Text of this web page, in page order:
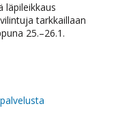
läpileikkaus
tarkkaillaan
25.–26.1.